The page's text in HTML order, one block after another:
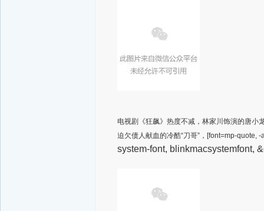
电视剧《狂飙》热度不减，林家川饰演的唐小
迫欠债人献血的冷酷“刀哥”，[font=mp-quote,
system-font, blinkmacsystemfont,